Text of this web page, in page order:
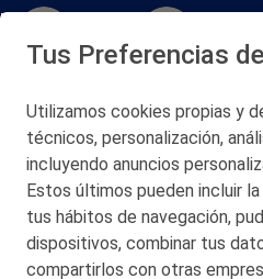
San Martín 5-
48550 Muskiz
Telf. 946
© 2026
Tus Preferencias
Utilizamos cookies propias y
técnicos, personalización,
incluyendo anuncios
Estos últimos pueden incluir
tus hábitos de navegación,
dispositivos, combinar tus
compartirlos con otras